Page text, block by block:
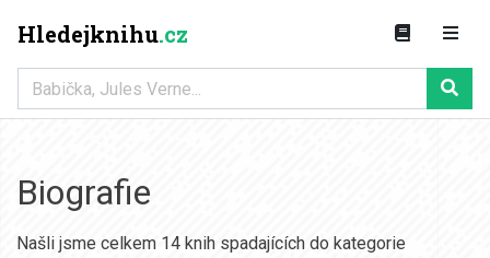
Hledejknihu.cz
Biografie
Našli jsme celkem 14 knih spadajících do kategorie